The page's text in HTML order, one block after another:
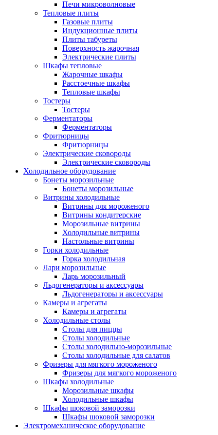
Печи микроволновые
Тепловые плиты
Газовые плиты
Индукционные плиты
Плиты табуреты
Поверхность жарочная
Электрические плиты
Шкафы тепловые
Жарочные шкафы
Расстоечные шкафы
Тепловые шкафы
Тостеры
Тостеры
Ферментаторы
Ферментаторы
Фритюрницы
Фритюрницы
Электрические сковороды
Электрические сковороды
Холодильное оборудование
Бонеты морозильные
Бонеты морозильные
Витрины холодильные
Витрины для мороженого
Витрины кондитерские
Морозильные витрины
Холодильные витрины
Настольные витрины
Горки холодильные
Горка холодильная
Лари морозильные
Ларь морозильный
Льдогенераторы и аксессуары
Льдогенераторы и аксессуары
Камеры и агрегаты
Камеры и агрегаты
Холодильные столы
Столы для пиццы
Столы холодильные
Столы холодильно-морозильные
Столы холодильные для салатов
Фризеры для мягкого мороженого
Фризеры для мягкого мороженого
Шкафы холодильные
Mорозильные шкафы
Холодильные шкафы
Шкафы шоковой заморозки
Шкафы шоковой заморозки
Электромеханическое оборудование